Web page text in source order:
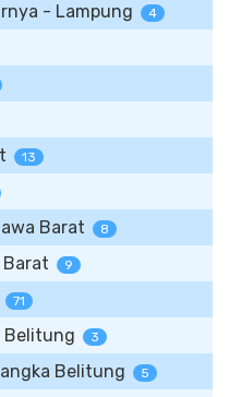
- Lampung 4
13
Barat 8
9
71
Belitung 3
Belitung 5